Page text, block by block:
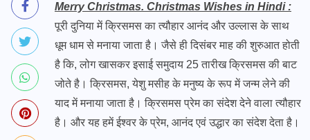
Merry Christmas. Christmas Wishes in Hindi :
पूरी दुनिया में क्रिसमस का त्यौहार आनंद और उल्लास के साथ
धूम धाम से मनाया जाता है। जैसे ही दिसंबर माह की शुरुआत होती
है कि, लोग खासकर इसाई समुदाय 25 तारीख क्रिसमस की बाट
जोते है। क्रिसमस, येशु मसीह के मनुष्य के रूप में जन्म लेने की
याद में मनाया जाता है। क्रिसमस प्रेम का संदेश देने वाला त्यौहार
है। और यह हमें ईश्वर के प्रेम, आनंद एवं उद्धार का संदेश देता है।